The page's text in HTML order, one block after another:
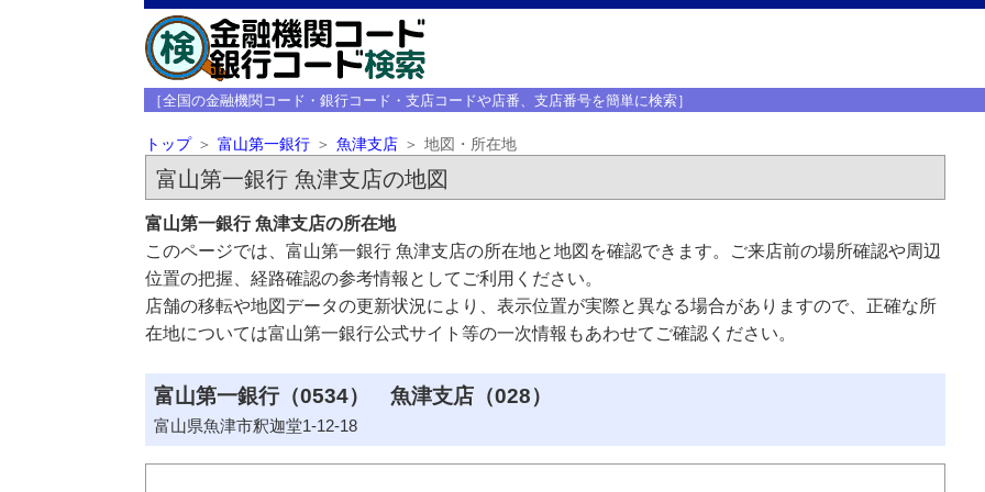
［全国の金融機関コード・銀行コード・支店コードや店番、支店番号を簡単に検索］
トップ 富山第一銀行 魚津支店 地図・所在地
富山第一銀行 魚津支店の地図
富山第一銀行 魚津支店の所在地
このページでは、富山第一銀行 魚津支店の所在地と地図を確認できます。ご来店前の場所確認や周辺
位置の把握、経路確認の参考情報としてご利用ください。
店舗の移転や地図データの更新状況により、表示位置が実際と異なる場合がありますので、正確な所
在地については富山第一銀行公式サイト等の一次情報もあわせてご確認ください。
富山第一銀行（0534） 魚津支店（028）
富山県魚津市釈迦堂1-12-18